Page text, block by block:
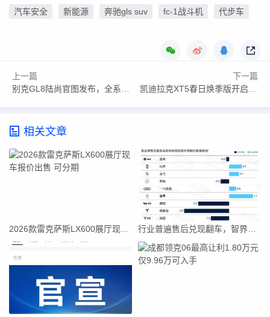
汽车安全 新能源 奔驰gls suv fc-1战斗机 代步车
上一篇
别克GL8陆尚官图发布，全系搭载“真龙”插混系统
下一篇
凯迪拉克XT5春日焕季版开启预售 同步推出春季购车政策
相关文章
2026款雷克萨斯LX600展厅现车报价出售 可分期 行业普遍售后兑现翻车，智界逆势跑出超预期服务口碑